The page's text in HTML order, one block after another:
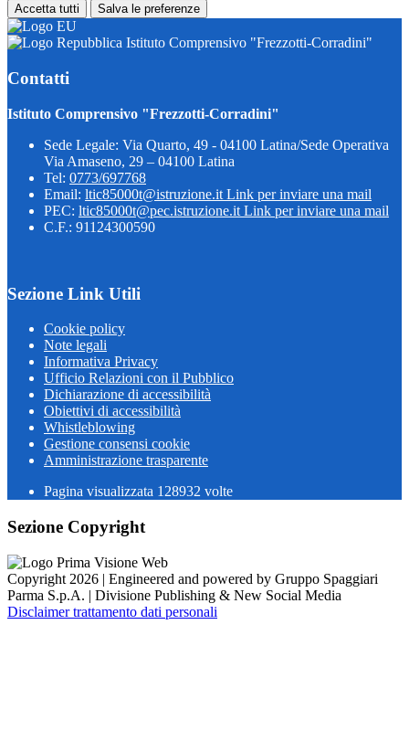
Accetta tutti Salva le preferenze
Istituto Comprensivo "Frezzotti-Corradini"
Contatti
Istituto Comprensivo "Frezzotti-Corradini"
Sede Legale: Via Quarto, 49 - 04100 Latina/Sede Operativa
Via Amaseno, 29 – 04100 Latina
Tel: 0773/697768
Email: ltic85000t@istruzione.it Link per inviare una mail
PEC: ltic85000t@pec.istruzione.it Link per inviare una mail
C.F.: 91124300590
Sezione Link Utili
Cookie policy
Note legali
Informativa Privacy
Ufficio Relazioni con il Pubblico
Dichiarazione di accessibilità
Obiettivi di accessibilità
Whistleblowing
Gestione consensi cookie
Amministrazione trasparente
Pagina visualizzata 128932 volte
Sezione Copyright
Copyright 2026 | Engineered and powered by Gruppo Spaggiari
Parma S.p.A. | Divisione Publishing & New Social Media
Disclaimer trattamento dati personali